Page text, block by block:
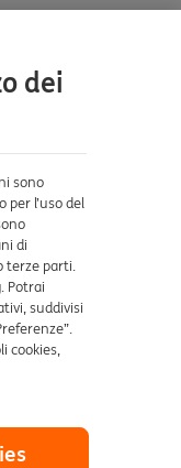
dei
sono
per l’uso del
di
terze parti.
Potrai
suddivisi
cookies,